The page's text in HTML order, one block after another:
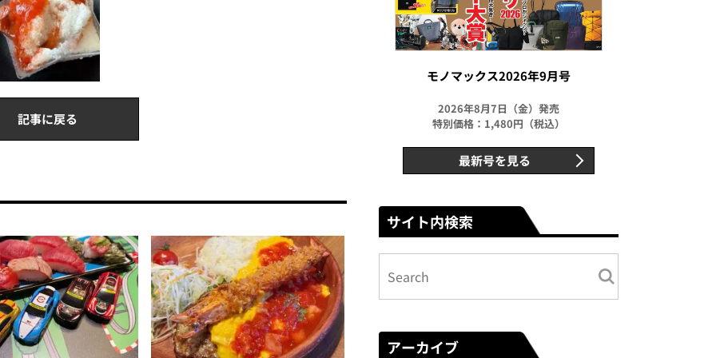
記事に戻る
モノマックス2026年9月号
2026年8月7日（金）発売
特別価格：1,480円（税込）
最新号を見る
サイト内検索
アーカイブ